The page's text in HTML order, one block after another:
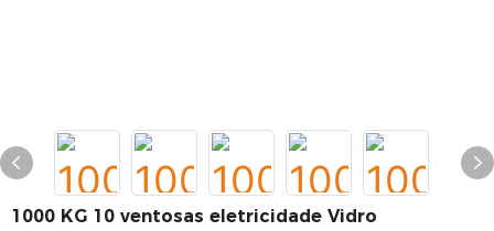
1000 KG 10 ventosas eletricidade Vidro